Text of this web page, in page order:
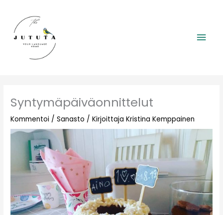
sisältöön
Syntymäpäiväonnittelut
Kommentoi /Sanasto / KirjoittajaKristina Kemppainen